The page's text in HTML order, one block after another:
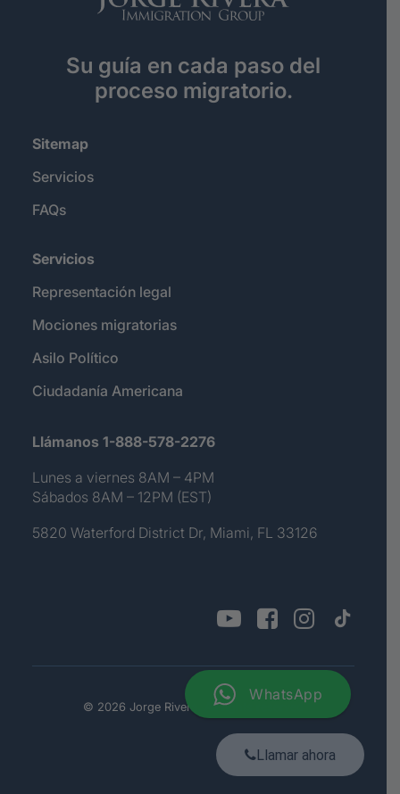
Su guía en cada paso del
proceso migratorio.
Sitemap
Servicios
FAQs
Servicios
Representación legal
Mociones migratorias
Asilo Político
Ciudadanía Americana
Llámanos 1-888-578-2276
Lunes a viernes 8AM – 4PM
Sábados 8AM – 12PM (EST)
5820 Waterford District Dr, Miami, FL 33126
© 2026 Jorge Rivera. All rights reserved
Llamar ahora
WhatsApp